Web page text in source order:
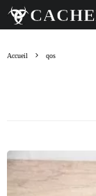
Accueil qos